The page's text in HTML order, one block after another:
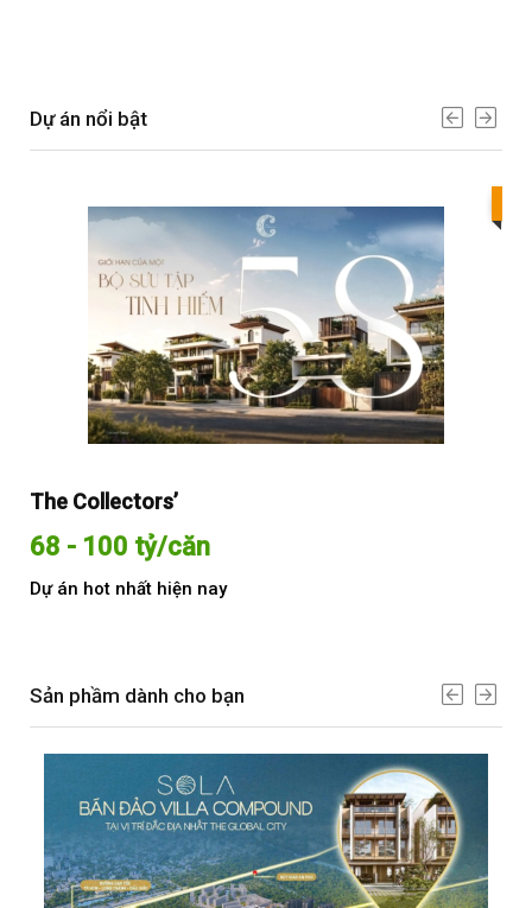
Dự án nổi bật
tỷ/căn
nhất hiện nay
Best value
Sản phầm dành cho bạn